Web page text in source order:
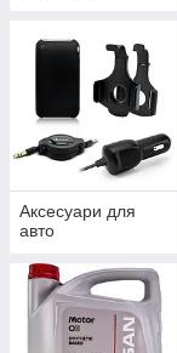
Аксесуари для
авто